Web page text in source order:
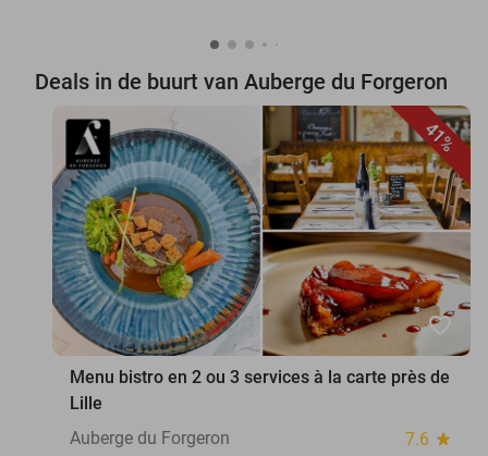
Deals in de buurt van Auberge du Forgeron
41%
favorite_border
Menu bistro en 2 ou 3 services à la carte près de
Lille
Auberge du Forgeron
7.6 star